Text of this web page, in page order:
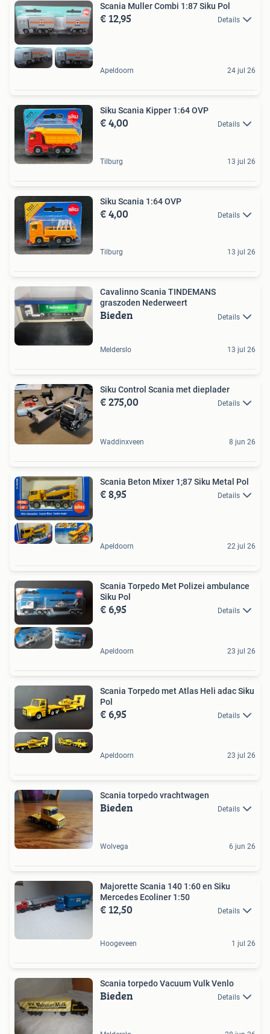
Scania Muller Combi 1:87 Siku Pol
€ 12,95 Details
Apeldoorn 24 jul 26
Siku Scania Kipper 1:64 OVP
€ 4,00 Details
Tilburg 13 jul 26
Siku Scania 1:64 OVP
€ 4,00 Details
Tilburg 13 jul 26
Cavalinno Scania TINDEMANS
graszoden Nederweert
Bieden Details
Melderslo 13 jul 26
Siku Control Scania met dieplader
€ 275,00 Details
Waddinxveen 8 jun 26
Scania Beton Mixer 1;87 Siku Metal Pol
€ 8,95 Details
Apeldoorn 22 jul 26
Scania Torpedo Met Polizei ambulance
Siku Pol
€ 6,95 Details
Apeldoorn 23 jul 26
Scania Torpedo met Atlas Heli adac Siku
Pol
€ 6,95 Details
Apeldoorn 23 jul 26
Scania torpedo vrachtwagen
Bieden Details
Wolvega 6 jun 26
Majorette Scania 140 1:60 en Siku
Mercedes Ecoliner 1:50
€ 12,50 Details
Hoogeveen 1 jul 26
Scania torpedo Vacuum Vulk Venlo
Bieden Details